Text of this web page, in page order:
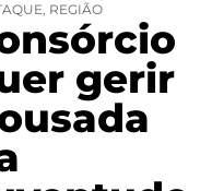
, REGIÃO
gerir